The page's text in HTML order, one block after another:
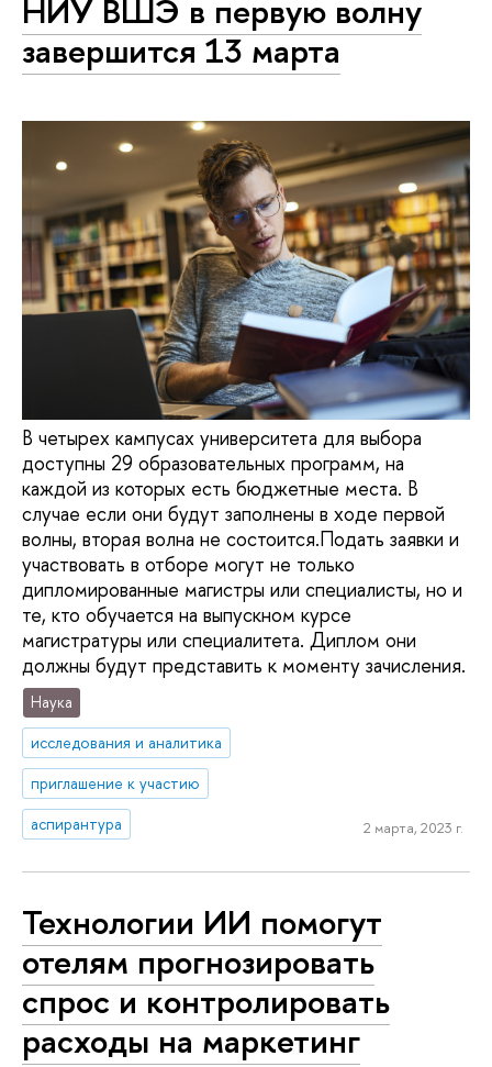
НИУ ВШЭ в первую волну
завершится 13 марта
В четырех кампусах университета для выбора
доступны 29 образовательных программ, на
каждой из которых есть бюджетные места. В
случае если они будут заполнены в ходе первой
волны, вторая волна не состоится.Подать заявки и
участвовать в отборе могут не только
дипломированные магистры или специалисты, но и
те, кто обучается на выпускном курсе
магистратуры или специалитета. Диплом они
должны будут представить к моменту зачисления.
Наука
исследования и аналитика
приглашение к участию
аспирантура
2 марта, 2023 г.
Технологии ИИ помогут
отелям прогнозировать
спрос и контролировать
расходы на маркетинг